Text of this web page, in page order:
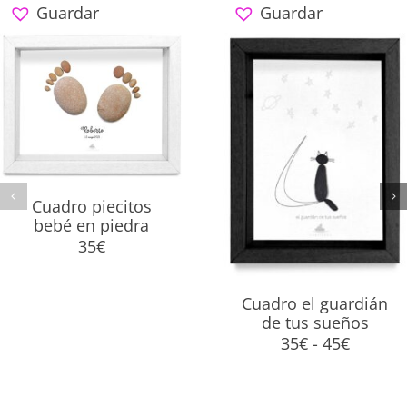
Guardar
Cuadro piecitos
bebé en piedra
35€
Guardar
Cuadro el guardián
de tus sueños
35€ - 45€Rango